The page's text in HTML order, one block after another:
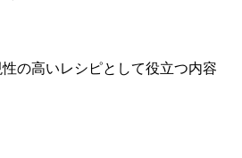
の高いレシピとして役立つ内容